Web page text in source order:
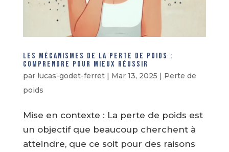
Les mécanismes de la perte de poids :
Comprendre pour mieux réussir
par lucas-godet-ferret| Mar 13, 2025 | Perte de
poids
Mise en contexte : La perte de poids est
un objectif que beaucoup cherchent à
atteindre, que ce soit pour des raisons